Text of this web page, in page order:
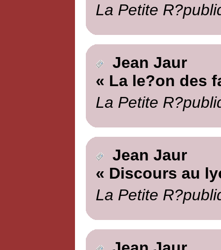
La Petite
Jean Jaur
« La le?on des
La Petite
Jean Jaur
« Discours au
La Petite